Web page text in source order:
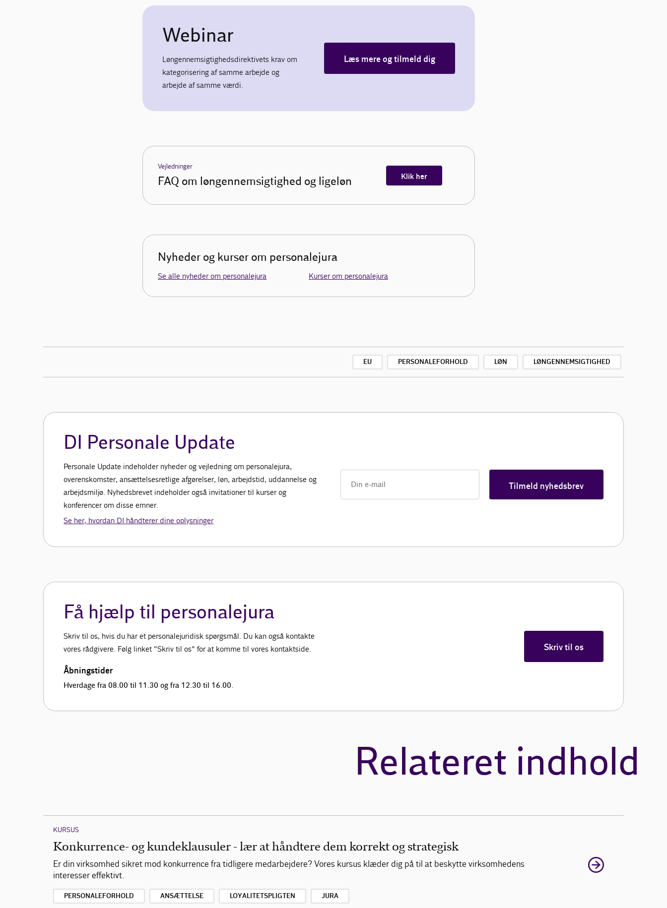
Webinar
Løngennemsigtighedsdirektivets krav om
kategorisering af samme arbejde og
arbejde af samme værdi.
Læs mere og tilmeld dig
Vejledninger
FAQ om løngennemsigtighed og ligeløn Klik her
Nyheder og kurser om personalejura
Se alle nyheder om personalejura Kurser om personalejura
EU PERSONALEFORHOLD LØN LØNGENNEMSIGTIGHED
DI Personale Update
Personale Update indeholder nyheder og vejledning om personalejura,
overenskomster, ansættelsesretlige afgørelser, løn, arbejdstid, uddannelse og
arbejdsmiljø. Nyhedsbrevet indeholder også invitationer til kurser og
konferencer om disse emner.
Se her, hvordan DI håndterer dine oplysninger
Tilmeld nyhedsbrev
Få hjælp til personalejura
Skriv til os, hvis du har et personalejuridisk spørgsmål. Du kan også kontakte
vores rådgivere. Følg linket "Skriv til os" for at komme til vores kontaktside.
Åbningstider
Hverdage fra 08.00 til 11.30 og fra 12.30 til 16.00.
Skriv til os
Relateret indhold
KURSUS
Konkurrence- og kundeklausuler - lær at håndtere dem korrekt og strategisk
Er din virksomhed sikret mod konkurrence fra tidligere medarbejdere? Vores kursus klæder dig på til at beskytte virksomhedens
interesser effektivt.
PERSONALEFORHOLD ANSÆTTELSE LOYALITETSPLIGTEN JURA